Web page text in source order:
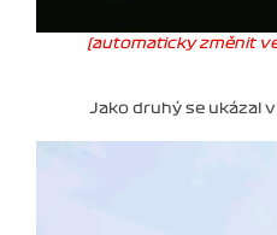
(automaticky změnit
Jako druhý se ukázal